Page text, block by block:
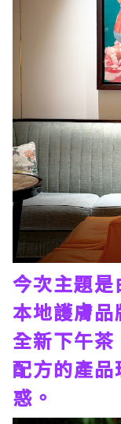
今次主題
本地護膚品
全新下午
配方的產
惑。